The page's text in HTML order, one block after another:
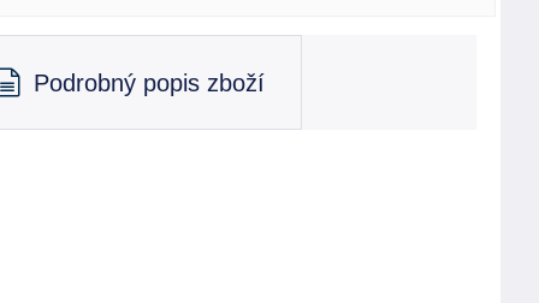
Podrobný popis zboží